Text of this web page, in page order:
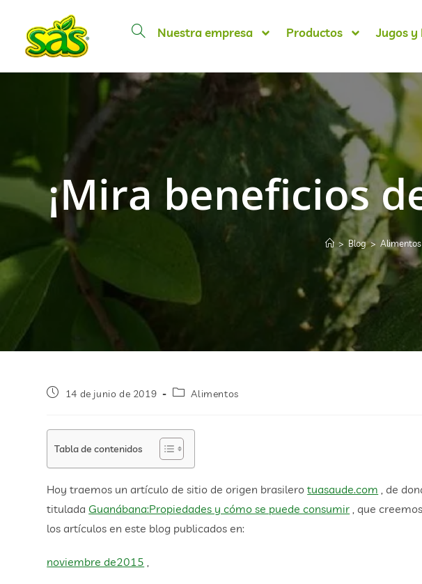
Nuestra empresa Productos Jugos y
¡Mira beneficios
> Blog > Alimentos
14 de junio de 2019 Alimentos
Tabla de contenidos
Hoy traemos un artículo de sitio de origen brasilerotuasaude.com , de
titulada Guanábana:Propiedades y cómo se puede consumir , que
los artículos en este blog publicados en:
noviembre de2015 ,